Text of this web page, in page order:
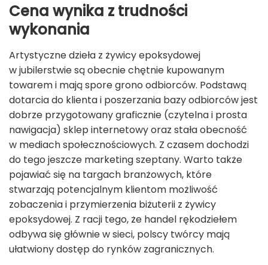
Cena wynika z trudności
wykonania
Artystyczne dzieła z żywicy epoksydowej
w jubilerstwie są obecnie chętnie kupowanym
towarem i mają spore grono odbiorców. Podstawą
dotarcia do klienta i poszerzania bazy odbiorców jest
dobrze przygotowany graficznie (czytelna i prosta
nawigacja) sklep internetowy oraz stała obecność
w mediach społecznościowych. Z czasem dochodzi
do tego jeszcze marketing szeptany. Warto także
pojawiać się na targach branżowych, które
stwarzają potencjalnym klientom możliwość
zobaczenia i przymierzenia biżuterii z żywicy
epoksydowej. Z racji tego, że handel rękodziełem
odbywa się głównie w sieci, polscy twórcy mają
ułatwiony dostęp do rynków zagranicznych.